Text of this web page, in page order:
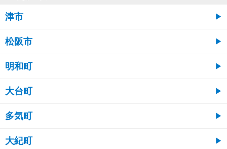
津市
松阪市
明和町
大台町
多気町
大紀町